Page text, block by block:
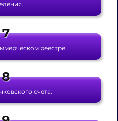
реестре.
счета.